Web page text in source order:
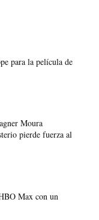
para la película de
Moura
pierde fuerza al
Max con un